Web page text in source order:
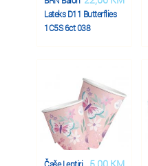
Lateks D11 Butterflies
1C5S 6ct 038